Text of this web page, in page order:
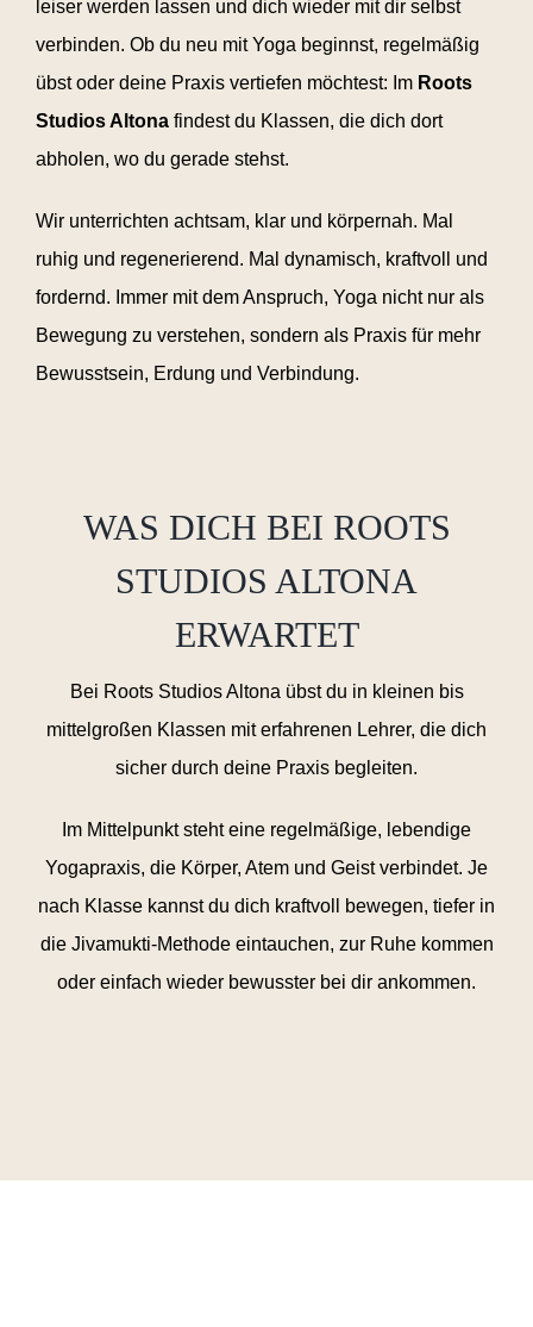
leiser werden lassen und dich wieder mit dir selbst
verbinden. Ob du neu mit Yoga beginnst, regelmäßig
übst oder deine Praxis vertiefen möchtest: Im Roots
Studios Altonafindest du Klassen, die dich dort
abholen, wo du gerade stehst.
Wir unterrichten achtsam, klar und körpernah. Mal
ruhig und regenerierend. Mal dynamisch, kraftvoll und
fordernd. Immer mit dem Anspruch, Yoga nicht nur als
Bewegung zu verstehen, sondern als Praxis für mehr
Bewusstsein, Erdung und Verbindung.
WAS DICH BEI ROOTS
STUDIOS ALTONA
ERWARTET
Bei Roots Studios Altona übst du in kleinen bis
mittelgroßen Klassen mit erfahrenen Lehrer, die dich
sicher durch deine Praxis begleiten.
Im Mittelpunkt steht eine regelmäßige, lebendige
Yogapraxis, die Körper, Atem und Geist verbindet. Je
nach Klasse kannst du dich kraftvoll bewegen, tiefer in
die Jivamukti-Methode eintauchen, zur Ruhe kommen
oder einfach wieder bewusster bei dir ankommen.